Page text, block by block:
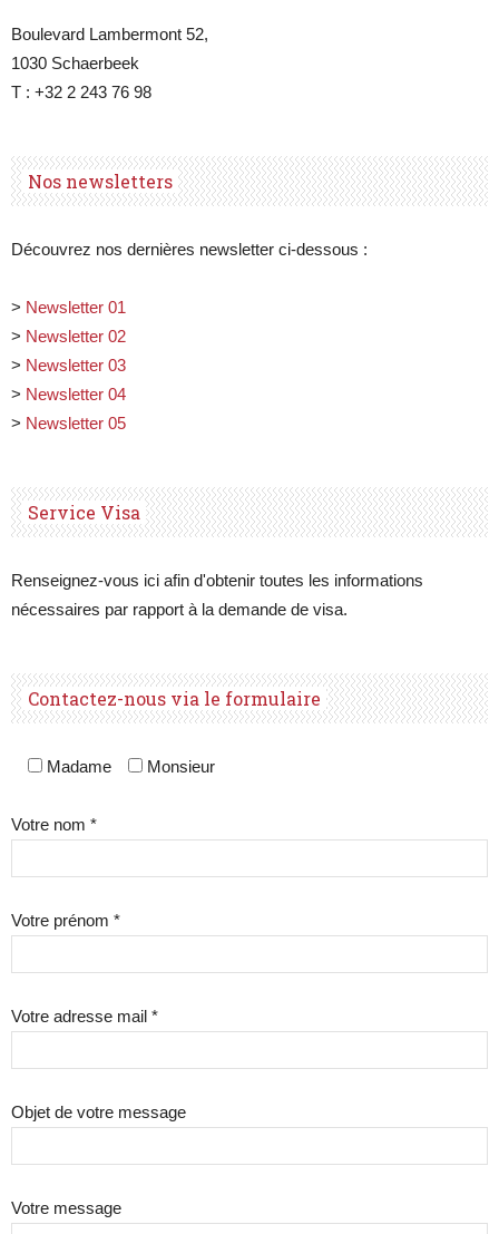
Boulevard Lambermont 52,
1030 Schaerbeek
T : +32 2 243 76 98
Nos newsletters
Découvrez nos dernières newsletter ci-dessous :
> Newsletter 01
> Newsletter 02
> Newsletter 03
> Newsletter 04
> Newsletter 05
Service Visa
Renseignez-vous ici afin d'obtenir toutes les informations
nécessaires par rapport à la demande de visa.
Contactez-nous via le formulaire
Madame Monsieur
Votre nom *
Votre prénom *
Votre adresse mail *
Objet de votre message
Votre message